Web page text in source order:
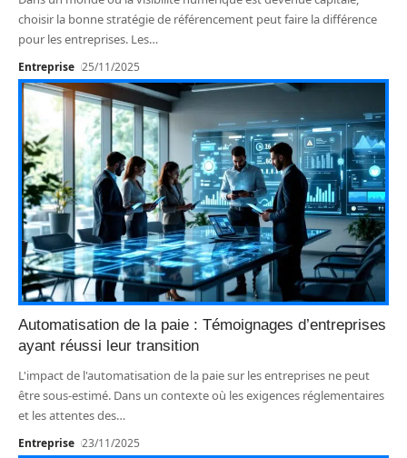
choisir la bonne stratégie de référencement peut faire la différence
pour les entreprises. Les…
Entreprise 25/11/2025
Automatisation de la paie : Témoignages d’entreprises
ayant réussi leur transition
L'impact de l'automatisation de la paie sur les entreprises ne peut
être sous-estimé. Dans un contexte où les exigences réglementaires
et les attentes des…
Entreprise 23/11/2025